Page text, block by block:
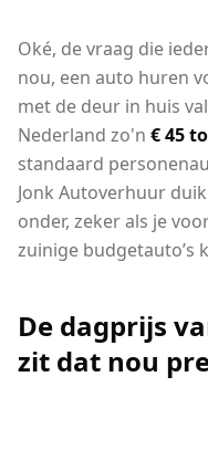
Oké, de vraag die
nou, een auto huren
met de deur in huis
Nederland zo'n € 45
standaard
Jonk Autoverhuur
onder, zeker als je
zuinige budgetauto’s
De dagprijs
zit dat nou